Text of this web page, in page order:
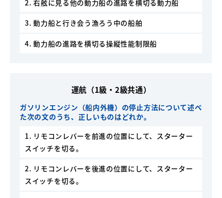
2. 右舷に見る他の動力船の進路を横切る動力船
3. 動力船と行き会う漁ろう中の船舶
4. 動力船の進路を横切る操縦性能制限船
運航（1級・2級共通）
ガソリンエンジン（船内外機）の停止方法について述べ
た次の文のうち、正しいものはどれか。
1. リモコンレバーを前進の位置にして、スターター
スイッチを切る。
2. リモコンレバーを後進の位置にして、スターター
スイッチを切る。